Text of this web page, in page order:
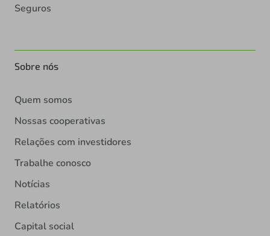
Seguros
Sobre nós
Quem somos
Nossas cooperativas
Relações com investidores
Trabalhe conosco
Notícias
Relatórios
Capital social